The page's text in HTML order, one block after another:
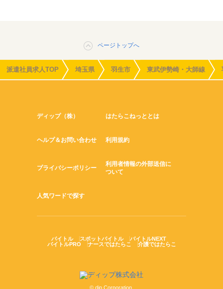
ページトップへ
派遣社員求人TOP 埼玉県 羽生市 東武伊勢崎・大師線
ディップ（株） はたらこねっととは
ヘルプ＆お問い合わせ 利用規約
プライバシーポリシー
利用者情報の外部送信に
ついて
人気ワードで探す
バイトル スポットバイトル
バイトルNEXT
バイトルPRO
ナースではたらこ 介護ではたらこ
© dip Corporation.